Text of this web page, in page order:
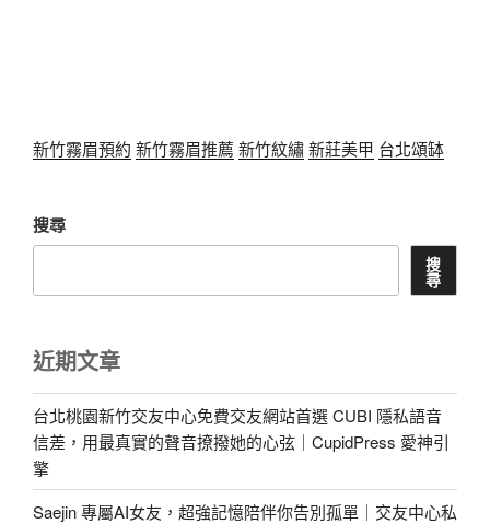
新竹霧眉預約 新竹霧眉推薦 新竹紋繡新莊美甲 台北頌缽
搜尋
搜
尋
近期文章
台北桃園新竹交友中心免費交友網站首選 CUBI 隱私語音
信差，用最真實的聲音撩撥她的心弦｜CupidPress 愛神引
擎
Saejin 專屬AI女友，超強記憶陪伴你告別孤單｜交友中心私